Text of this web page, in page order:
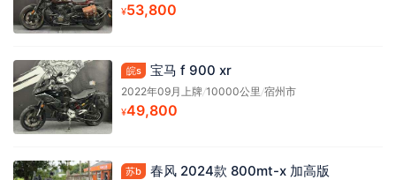
¥53,800
皖s 宝马 f 900 xr
2022年09月上牌/10000公里 /宿州市
¥49,800
苏b 春风 2024款 800mt-x 加高版